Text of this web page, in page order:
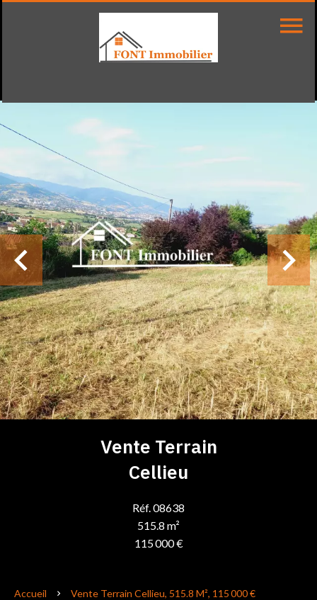
Vente Terrain
Cellieu
Réf. 08638
515.8 m²
115 000 €
Accueil Vente Terrain Cellieu, 515.8 M², 115 000 €